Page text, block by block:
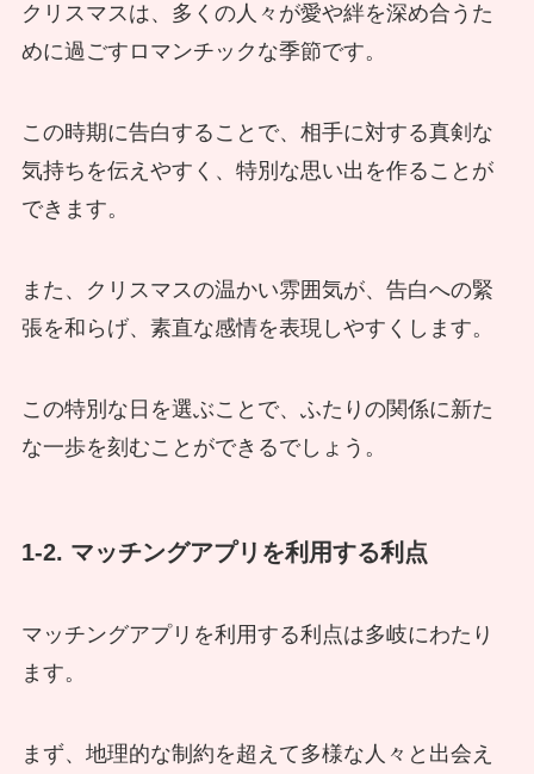
クリスマスは、多くの人々が愛や絆を深め合うた
めに過ごすロマンチックな季節です。
この時期に告白することで、相手に対する真剣な
気持ちを伝えやすく、特別な思い出を作ることが
できます。
また、クリスマスの温かい雰囲気が、告白への緊
張を和らげ、素直な感情を表現しやすくします。
この特別な日を選ぶことで、ふたりの関係に新た
な一歩を刻むことができるでしょう。
1-2. マッチングアプリを利用する利点
マッチングアプリを利用する利点は多岐にわたり
ます。
まず、地理的な制約を超えて多様な人々と出会え